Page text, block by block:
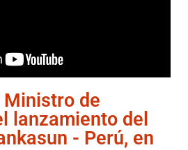
de
lanzamiento del
- Perú, en